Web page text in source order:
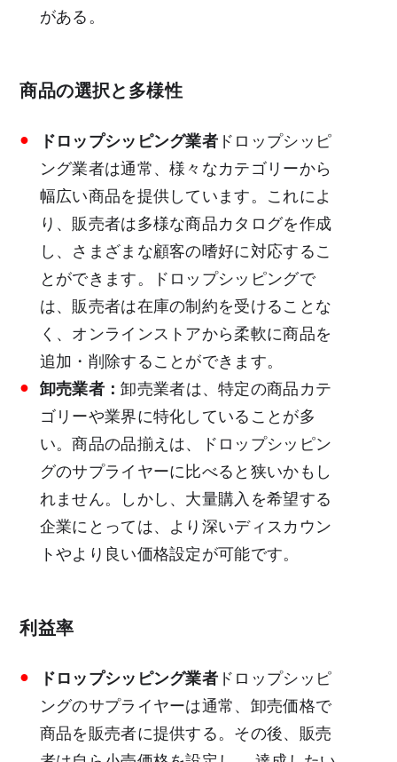
がある。
商品の選択と多様性
ドロップシッピング業者 ドロップシッピ
ング業者は通常、様々なカテゴリーから
幅広い商品を提供しています。これによ
り、販売者は多様な商品カタログを作成
し、さまざまな顧客の嗜好に対応するこ
とができます。ドロップシッピングで
は、販売者は在庫の制約を受けることな
く、オンラインストアから柔軟に商品を
追加・削除することができます。
卸売業者：卸売業者は、特定の商品カテ
ゴリーや業界に特化していることが多
い。商品の品揃えは、ドロップシッピン
グのサプライヤーに比べると狭いかもし
れません。しかし、大量購入を希望する
企業にとっては、より深いディスカウン
トやより良い価格設定が可能です。
利益率
ドロップシッピング業者 ドロップシッピ
ングのサプライヤーは通常、卸売価格で
商品を販売者に提供する。その後、販売